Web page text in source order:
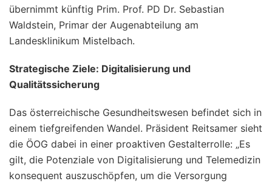
übernimmt künftig Prim. Prof. PD Dr. Sebastian
Waldstein, Primar der Augenabteilung am
Landesklinikum Mistelbach.
Strategische Ziele: Digitalisierung und
Qualitätssicherung
Das österreichische Gesundheitswesen befindet sich in
einem tiefgreifenden Wandel. Präsident Reitsamer sieht
die ÖOG dabei in einer proaktiven Gestalterrolle: „Es
gilt, die Potenziale von Digitalisierung und Telemedizin
konsequent auszuschöpfen, um die Versorgung